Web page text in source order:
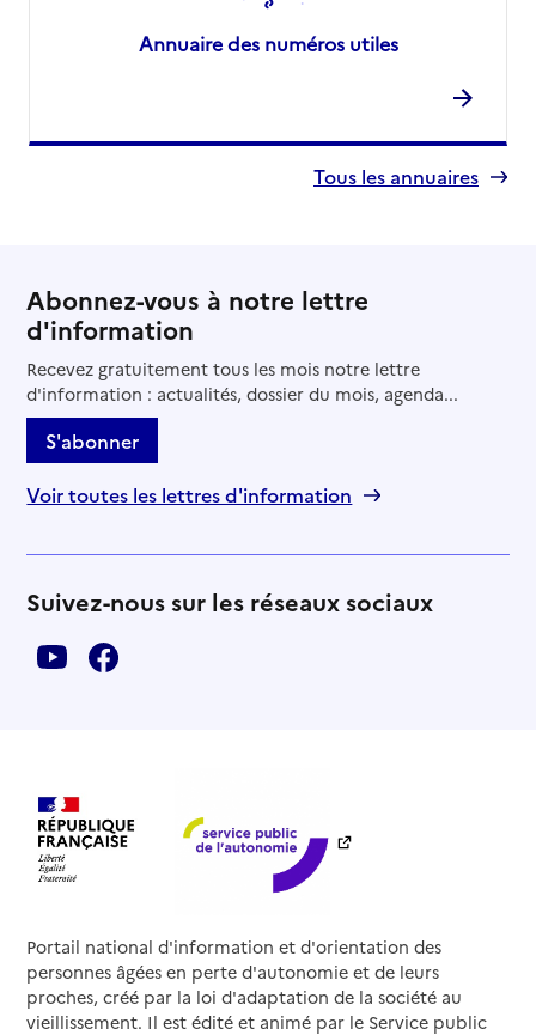
Annuaire des numéros utiles
Tous les annuaires
Abonnez-vous à notre lettre
d'information
Recevez gratuitement tous les mois notre lettre
d'information : actualités, dossier du mois, agenda...
S'abonner
Voir toutes les lettres d'information
Suivez-nous sur les réseaux sociaux
Portail national d'information et d'orientation des
personnes âgées en perte d'autonomie et de leurs
proches, créé par la loi d'adaptation de la société au
vieillissement. Il est édité et animé par le Service public